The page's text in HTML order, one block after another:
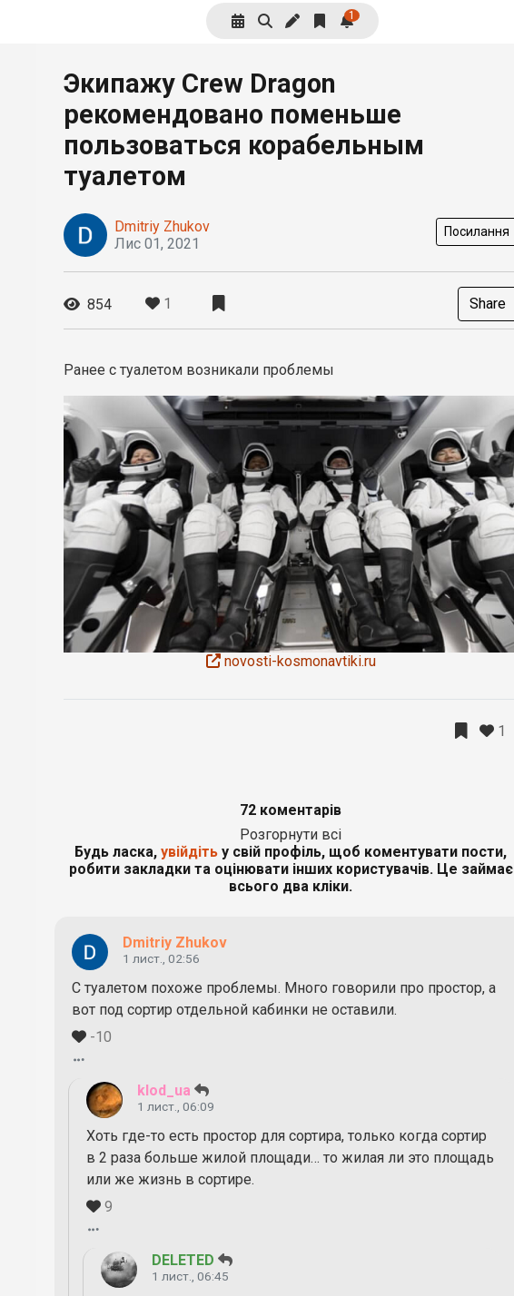
1
Экипажу Crew Dragon
рекомендовано поменьше
пользоваться корабельным
туалетом
Dmitriy Zhukov
Лис 01, 2021
Посилання
854 1 Share
Ранее с туалетом возникали проблемы
novosti-kosmonavtiki.ru
1
72 коментарів
Розгорнути всі
Будь ласка, увійдіть у свій профіль, щоб коментувати пости,
робити закладки та оцінювати інших користувачів. Це займає
всього два кліки.
Dmitriy Zhukov
1 лист., 02:56
С туалетом похоже проблемы. Много говорили про простор, а
вот под сортир отдельной кабинки не оставили.
-10
klod_ua
1 лист., 06:09
Хоть где-то есть простор для сортира, только когда сортир
в 2 раза больше жилой площади… то жилая ли это площадь
или же жизнь в сортире.
9
DELETED
1 лист., 06:45